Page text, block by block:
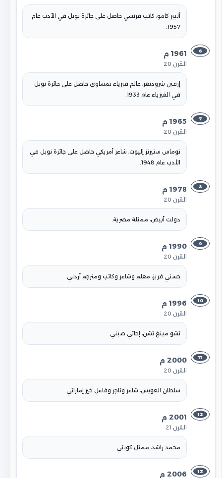
ألبير كامو، كاتب فرنسي حاصل على جائزة نوبل في الأدب عام
1957.
6 1961 م
القرن 20
إرفين شرودنغر، عالم فيزياء نمساوي حاصل على جائزة نوبل
في الفيزياء عام 1933.
7 1965 م
القرن 20
توماس ستيرنز إليوت، شاعر أمريكي حاصل على جائزة نوبل في
الأدب عام 1948.
8 1978 م
القرن 20
دولت أبيض، ممثلة مصرية.
9 1990 م
القرن 20
حسني فريز، معلم وشاعر وكاتب ومترجم أردني.
10 1996 م
القرن 20
تشو مينغ تشن، إحاثي صيني.
11 2000 م
القرن 20
سلطان العويس، شاعر وتاجر وفاعل خير إماراتي.
12 2001 م
القرن 21
محمد راشد، ممثل كويتي.
13 2006 م